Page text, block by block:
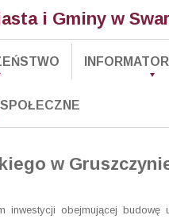
i Gminy w
w
inwestycji obejmującej budowę